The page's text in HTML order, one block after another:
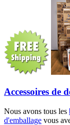
Accessoires de
Nous avons tous les
d'emballage vous